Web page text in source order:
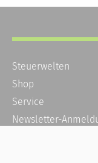
Steuerwelten
Shop
Service
Newsletter-